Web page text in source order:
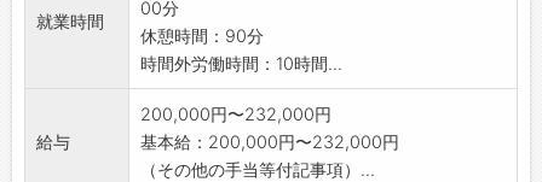
就業時間
00分
休憩時間：90分
時間外労働時間：10時間...
給与
200,000円〜232,000円
基本給：200,000円〜232,000円
（その他の手当等付記事項）...